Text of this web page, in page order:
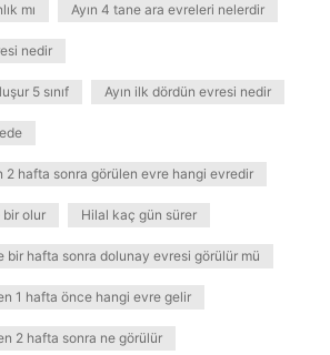
mı Ayın 4 tane ara evreleri nelerdir
nedir
5 sınıf Ayın ilk dördün evresi nedir
2 hafta sonra görülen evre hangi evredir
olur Hilal kaç gün sürer
bir hafta sonra dolunay evresi görülür mü
1 hafta önce hangi evre gelir
2 hafta sonra ne görülür